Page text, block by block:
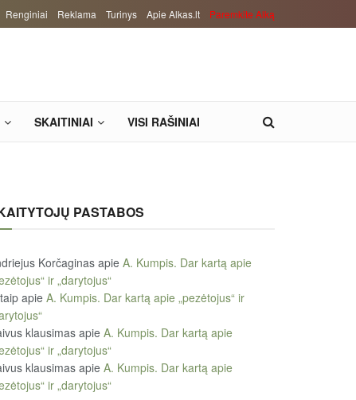
Renginiai Reklama Turinys Apie Alkas.lt Paremkite Alką
SKAITINIAI VISI RAŠINIAI
PASTABOS
Korčaginas apie A. Kumpis. Dar kartą apie
ir „darytojus“
apie A. Kumpis. Dar kartą apie „pezėtojus“ ir
klausimasapie A. Kumpis. Dar kartą apie
ir „darytojus“
klausimasapie A. Kumpis. Dar kartą apie
ir „darytojus“